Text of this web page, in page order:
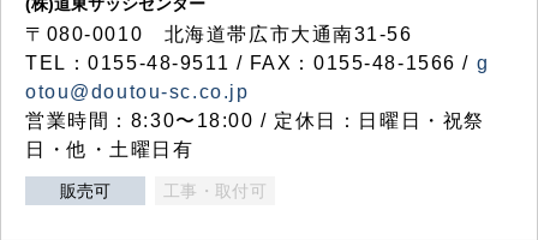
〒080-0010 北海道帯広市大通南31-56
TEL：0155-48-9511 / FAX：0155-48-1566 / g
otou@doutou-sc.co.jp
営業時間：8:30〜18:00 / 定休日：日曜日・祝祭
日・他・土曜日有
販売可 工事・取付可